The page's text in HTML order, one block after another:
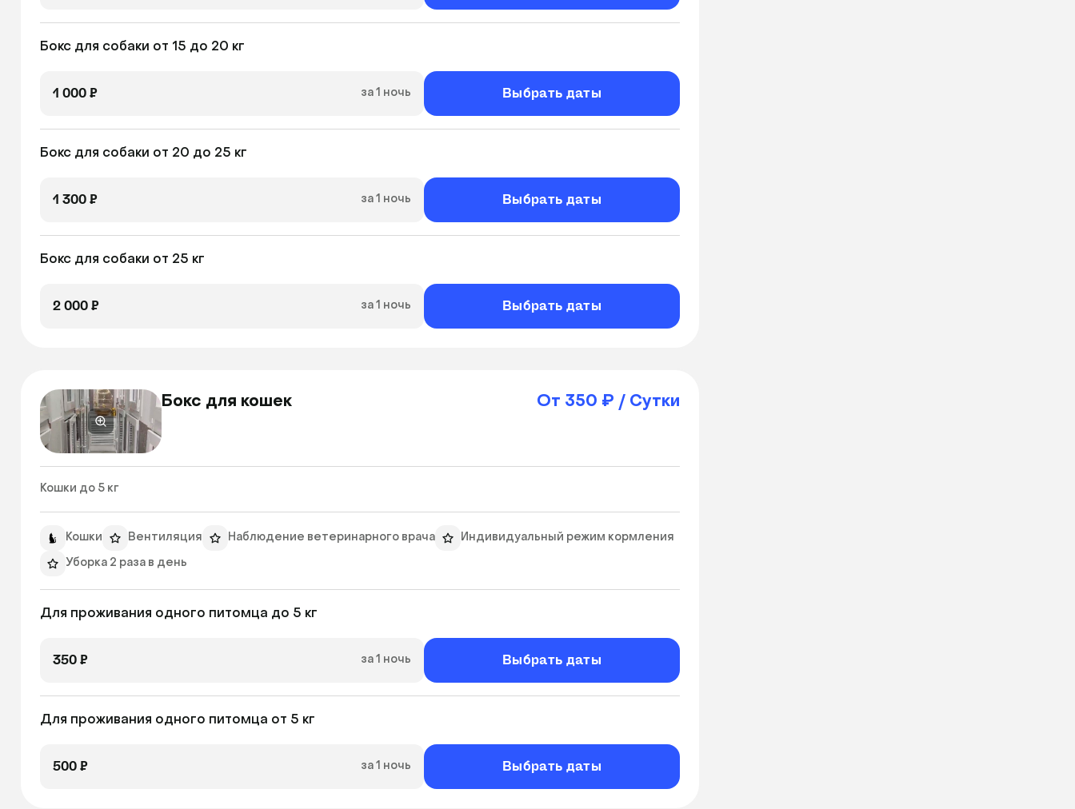
Бокс для собаки от 15 до 20 кг
1 000 ₽ за 1 ночь Выбрать даты
Бокс для собаки от 20 до 25 кг
1 300 ₽ за 1 ночь Выбрать даты
Бокс для собаки от 25 кг
2 000 ₽ за 1 ночь Выбрать даты
Бокс для кошек От 350 ₽ / Сутки
Кошки до 5 кг
Кошки Вентиляция Наблюдение ветеринарного врача Индивидуальный режим кормления
Уборка 2 раза в день
Для проживания одного питомца до 5 кг
350 ₽ за 1 ночь Выбрать даты
Для проживания одного питомца от 5 кг
500 ₽ за 1 ночь Выбрать даты